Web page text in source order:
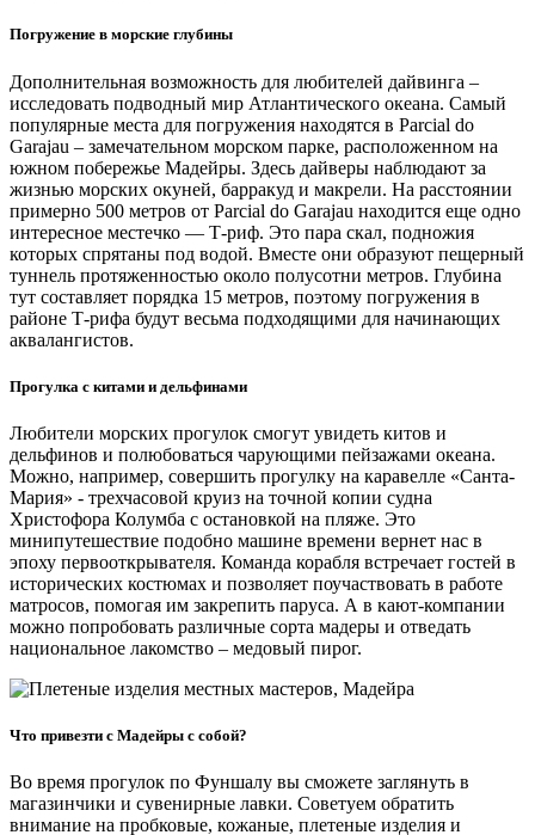
Погружение в морские глубины
Дополнительная возможность для любителей дайвинга –
исследовать подводный мир Атлантического океана. Самый
популярные места для погружения находятся в Parcial do
Garajau – замечательном морском парке, расположенном на
южном побережье Мадейры. Здесь дайверы наблюдают за
жизнью морских окуней, барракуд и макрели. На расстоянии
примерно 500 метров от Parcial do Garajau находится еще одно
интересное местечко — Т-риф. Это пара скал, подножия
которых спрятаны под водой. Вместе они образуют пещерный
туннель протяженностью около полусотни метров. Глубина
тут составляет порядка 15 метров, поэтому погружения в
районе Т-рифа будут весьма подходящими для начинающих
аквалангистов.
Прогулка с китами и дельфинами
Любители морских прогулок смогут увидеть китов и
дельфинов и полюбоваться чарующими пейзажами океана.
Можно, например, совершить прогулку на каравелле «Санта-
Мария» - трехчасовой круиз на точной копии судна
Христофора Колумба с остановкой на пляже. Это
минипутешествие подобно машине времени вернет нас в
эпоху первооткрывателя. Команда корабля встречает гостей в
исторических костюмах и позволяет поучаствовать в работе
матросов, помогая им закрепить паруса. А в кают-компании
можно попробовать различные сорта мадеры и отведать
национальное лакомство – медовый пирог.
Что привезти с Мадейры с собой?
Во время прогулок по Фуншалу вы сможете заглянуть в
магазинчики и сувенирные лавки. Советуем обратить
внимание на пробковые, кожаные, плетеные изделия и